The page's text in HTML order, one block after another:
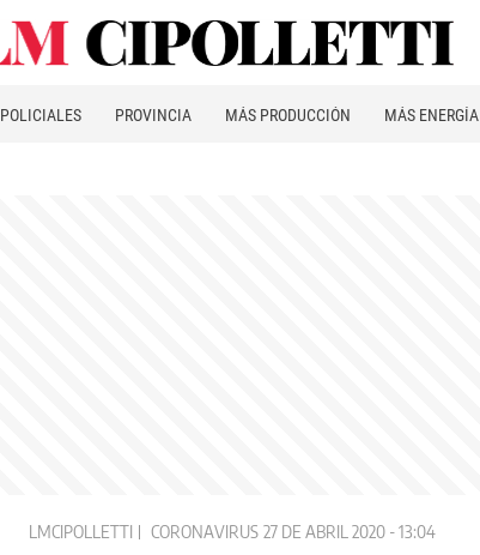
POLICIALES PROVINCIA MÁS PRODUCCIÓN MÁS ENERGÍA
LMCIPOLLETTI CORONAVIRUS 27 DE ABRIL 2020 - 13:04